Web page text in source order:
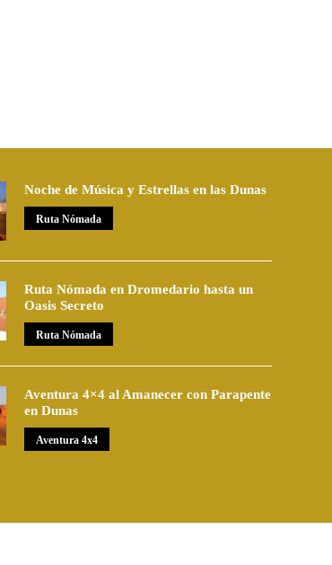
Noche de Música y Estrellas en las Dunas
Ruta Nómada
Ruta Nómada en Dromedario hasta un
Oasis Secreto
Ruta Nómada
Aventura 4×4 al Amanecer con Parapente
en Dunas
Aventura 4x4